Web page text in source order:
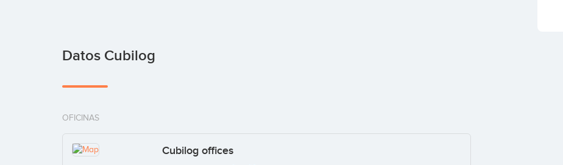
Datos Cubilog
OFICINAS
Cubilog offices